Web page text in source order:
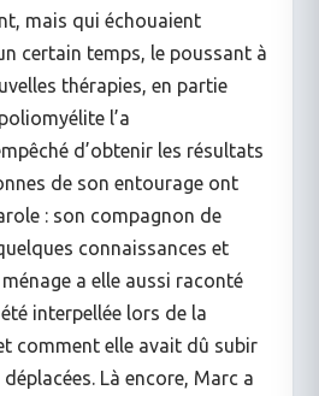
mais qui échouaient
certain temps, le poussant à
thérapies, en partie
l’a
d’obtenir les résultats
de son entourage ont
: son compagnon de
connaissances et
a elle aussi raconté
interpellée lors de la
comment elle avait dû subir
Là encore, Marc a